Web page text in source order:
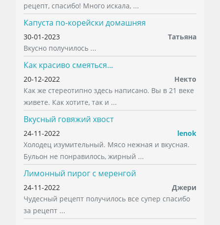
рецепт, спасибо! Много искала, ...
Капуста по-корейски домашняя
30-01-2023
Татьяна
Вкусно получилось ...
Как красиво смеяться...
20-12-2022
Некто
Как же стереотипно здесь написано. Вы в 21 веке
живете. Как хотите, так и ...
Вкусный говяжий хвост
24-11-2022
lenok
Холодец изумительный. Мясо нежная и вкусная.
Бульон не понравилось, жирный ...
Лимонный пирог с меренгой
24-11-2022
Джери
Чудесный рецепт получилось все супер спасибо
за рецепт ...